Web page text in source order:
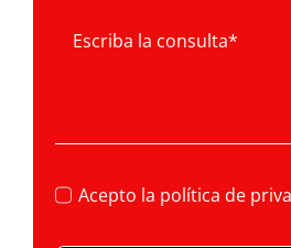
Acepto la política de